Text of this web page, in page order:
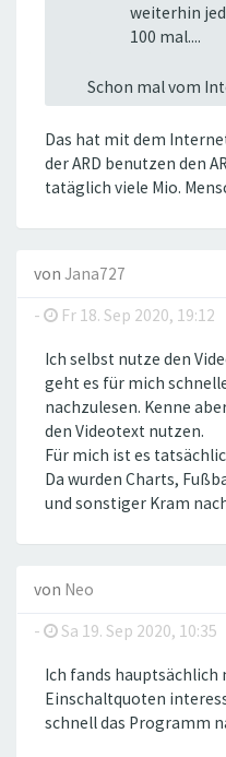
weiterhin
100 mal....
Schon mal vom
Das hat mit dem
der ARD benutzen den
tatäglich viele Mio.
von Jana727
-
Fr 18. Sep 2020, 19:12
Ich selbst nutze den
geht es für mich
nachzulesen. Kenne
den Videotext nutzen.
Für mich ist es
Da wurden Charts,
und sonstiger Kram
von Neo
-
Sa 19. Sep 2020, 10:35
Ich fands hauptsächlich
Einschaltquoten
schnell das Programm